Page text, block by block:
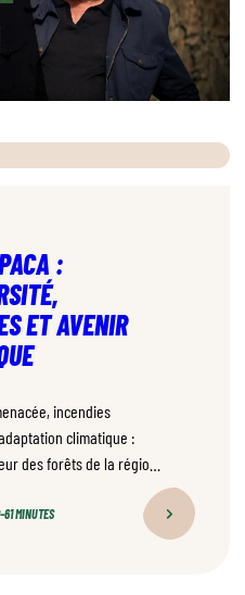
:
ET AVENIR
incendies
climatique :
des forêts de la région
pour leur avenir.
MINUTES